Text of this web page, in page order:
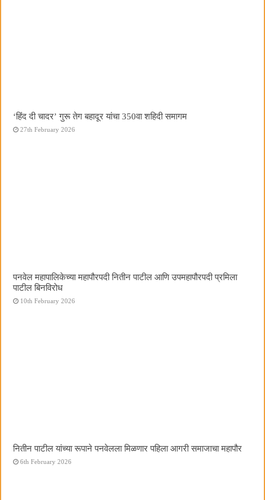
‘हिंद दी चादर’ गुरू तेग बहादूर यांचा 350वा शहिदी समागम
27th February 2026
पनवेल महापालिकेच्या महापौरपदी नितीन पाटील आणि उपमहापौरपदी प्रमिला
पाटील बिनविरोध
10th February 2026
नितीन पाटील यांच्या रूपाने पनवेलला मिळणार पहिला आगरी समाजाचा महापौर
6th February 2026